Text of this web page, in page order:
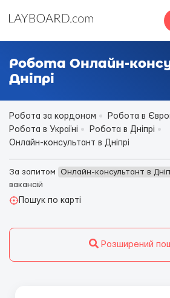
Робота Онлайн-
Дніпрі
Робота за кордоном
Робота в
Робота в Україні
Робота в Дніпрі
Онлайн-консультант в Дніпрі
За запитом Онлайн-консультант в
вакансій
Пошук по карті
Розширений